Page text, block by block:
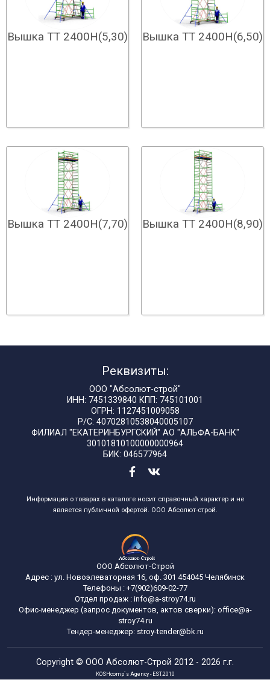
Вышка ТТ 2400Н(5,30) Вышка ТТ 2400Н(6,50)
Вышка ТТ 2400Н(7,70) Вышка ТТ 2400Н(8,90)
Реквизиты:
ООО "Абсолют-строй"
ИНН: 7451339840 КПП: 745101001
ОГРН: 1127451009058
Р/С: 40702810538040005107
ФИЛИАЛ "ЕКАТЕРИНБУРГСКИЙ" АО "АЛЬФА-БАНК"
30101810100000000964
БИК: 046577964
Информация о товарах в каталоге носит справочный характер и не
является публичной офертой. ООО Абсолют-строй.
ООО Абсолют-Строй
Адрес : ул. Новоэлеваторная 16, оф. 301 454045 Челябинск
Телефоны :+7(902)609-02-77
Отдел продаж : info@a-stroy74.ru
Офис-менеджер (запрос документов, актов сверки): office@a-
stroy74.ru
Тендер-менеджер: stroy-tender@bk.ru
Copyright © ООО Абсолют-Строй 2012 - 2026 г.г.
KOSHcomp`s Agency - EST.2010